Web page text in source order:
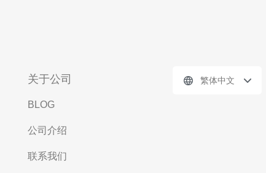
关于公司
BLOG
公司介绍
联系我们
繁体中文